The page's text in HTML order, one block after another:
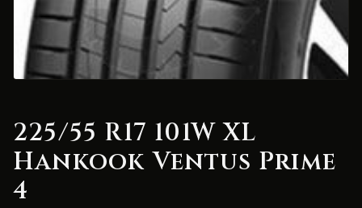
225/55 R17 101W XL
Hankook Ventus Prime
4